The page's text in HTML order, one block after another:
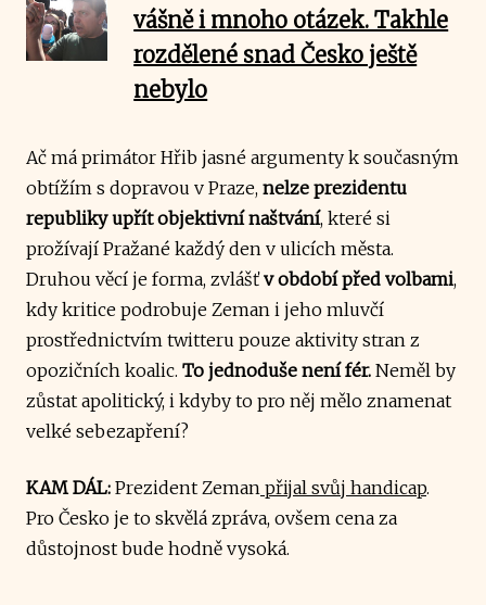
vášně i mnoho otázek. Takhle
rozdělené snad Česko ještě
nebylo
Ač má primátor Hřib jasné argumenty k současným
obtížím s dopravou v Praze, nelze prezidentu
republiky upřít objektivní naštvání, které si
prožívají Pražané každý den v ulicích města.
Druhou věcí je forma, zvlášťv období před volbami,
kdy kritice podrobuje Zeman i jeho mluvčí
prostřednictvím twitteru pouze aktivity stran z
opozičních koalic. To jednoduše není fér. Neměl by
zůstat apolitický, i kdyby to pro něj mělo znamenat
velké sebezapření?
KAM DÁL: Prezident Zeman přijal svůj handicap.
Pro Česko je to skvělá zpráva, ovšem cena za
důstojnost bude hodně vysoká.